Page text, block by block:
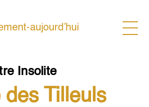
aujourd’hui
Insolite
des Tilleuls